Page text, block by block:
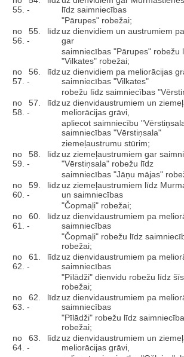
55. -
līdz saimniecības
"Pārupes" robežai;
no 55. līdz
56. -
uz dienvidiem un austrumiem
gar
saimniecības "Pārupes" robežu
"Vilkates" robežai;
no 56. līdz
57. -
uz dienvidiem pa meliorācijas
saimniecības "Vilkates"
robežu līdz saimniecības
no 57. līdz
58. -
uz dienvidaustrumiem un
meliorācijas grāvi,
apliecot saimniecību
saimniecības "Vērstiņsala"
ziemeļaustrumu stūrim;
no 58. līdz
59. -
uz ziemeļaustrumiem gar
"Vērstiņsala" robežu līdz
saimniecības "Jāņu mājas"
no 59. līdz
60. -
uz ziemeļaustrumiem līdz
un saimniecības
"Čopmaļi" robežai;
no 60. līdz
61. -
uz dienvidaustrumiem pa
saimniecības
"Čopmaļi" robežu līdz
robežai;
no 61. līdz
62. -
uz dienvidaustrumiem pa
saimniecības
"Pīlādži" dienvidu robežu līdz
robežai;
no 62. līdz
63. -
uz dienvidaustrumiem pa
saimniecības
"Pīlādži" robežu līdz
robežai;
no 63. līdz
64. -
uz dienvidaustrumiem un
meliorācijas grāvi,